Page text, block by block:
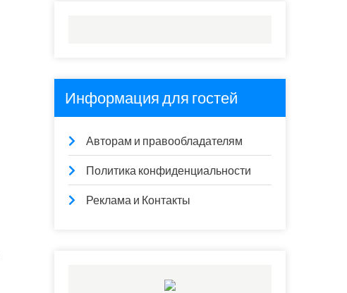
Информация для гостей
Авторам и правообладателям
Политика конфиденциальности
Реклама и Контакты